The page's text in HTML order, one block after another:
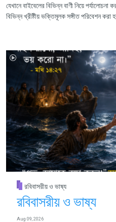
যেখানে বাইবেলের বিভিন্ন বাণী নিয়ে
বিভিন্ন খ্রীষ্টীয় ভক্তিমূলক সঙ্গীত পরিবেশন করা
রবিবাসরীয় ও ভাষ্য
রবিবাসরীয় ও ভাষ্য
Aug 09, 2026